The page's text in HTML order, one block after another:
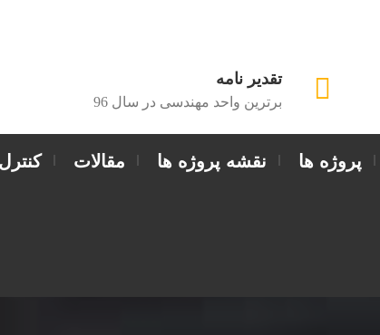
تقدیر نامه
برترین واحد مهندسی در سال 96
پروژه ها نقشه پروژه ها مقالات